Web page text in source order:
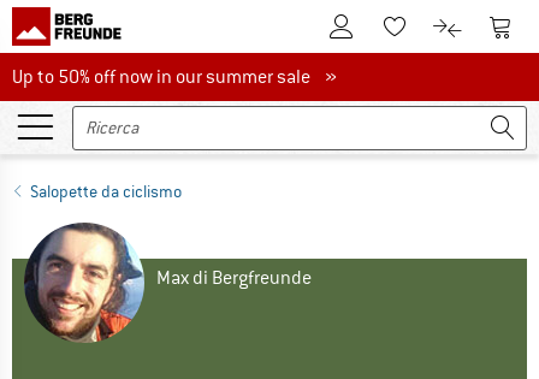
Al conto clienteAlla lista
Al Al
Up to 50% off now in our summer sale
Up to 50% off now in our summer sale »
Salopette da ciclismo
Max di Bergfreunde